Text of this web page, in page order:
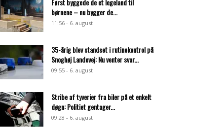
Først byggede de et legeland til
børnene – nu bygger de...
11:56 - 6. august
35-årig blev standset i rutinekontrol på
Snoghøj Landevej: Nu venter svar...
09:55 - 6. august
Stribe af tyverier fra biler på et enkelt
døgn: Politiet gentager...
09:28 - 6. august